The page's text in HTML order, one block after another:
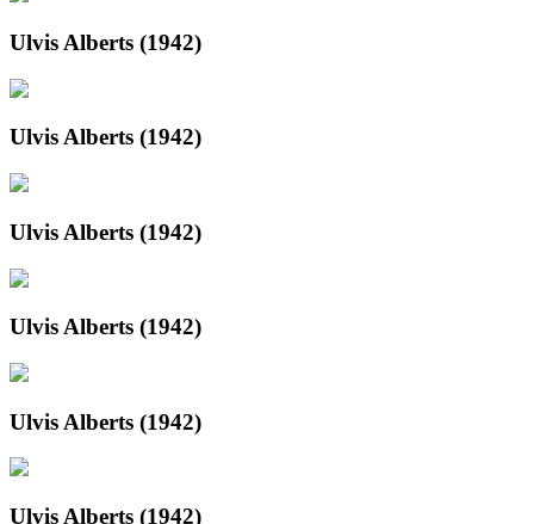
Ulvis Alberts (1942)
Ulvis Alberts (1942)
Ulvis Alberts (1942)
Ulvis Alberts (1942)
Ulvis Alberts (1942)
Ulvis Alberts (1942)